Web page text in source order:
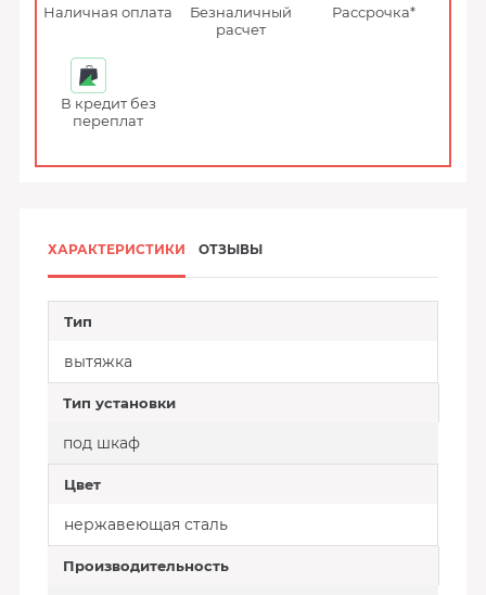
Наличная оплата
Безналичный
расчет
Рассрочка*
В кредит без
переплат
ХАРАКТЕРИСТИКИ ОТЗЫВЫ
Тип
вытяжка
Тип установки
под шкаф
Цвет
нержавеющая сталь
Производительность